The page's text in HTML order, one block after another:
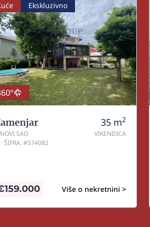
Ekskluzivno
NOVI SAD
ŠIFRA: #574082
35 m2
VIKENDICA
Više o nekretnini >
159.000